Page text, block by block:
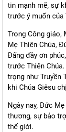
tin mạnh mẽ, sự
trước ý muốn của
Trong Công giáo,
Mẹ Thiên Chúa,
Đấng đầy ơn
trước Thiên
trọng như Truyền
khi Chúa Giêsu
Ngày nay, Đức
thương, sự bảo
thế giới.